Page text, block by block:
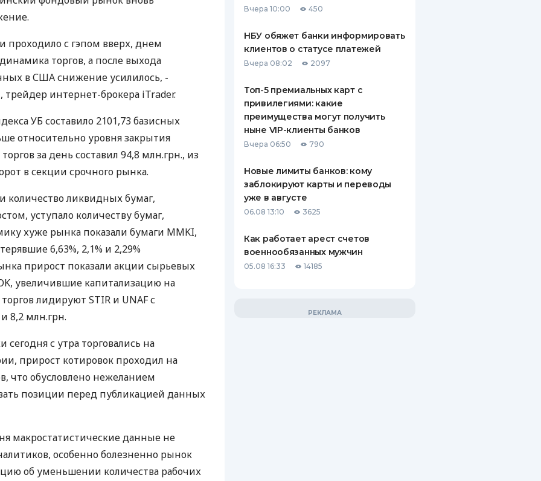
БАНКОВСКИМ КАРТАМ
СТРАХОВАНИЮ
ВСЕ СТРАХОВЫЕ ПОЛИСЫ
ОТЗЫВЫ О СТРАХОВЫХ
КОМПАНИЯХ
проходило с гэпом вверх, днем
торгов, а после выхода
в США снижение усилилось, -
трейдер интернет-брокера iTrader.
УБ составило 2101,73 базисных
относительно уровня закрытия
за день составил 94,8 млн.грн., из
в секции срочного рынка.
количество ликвидных бумаг,
уступало количеству бумаг,
хуже рынка показали бумаги MMKI,
6,63%, 2,1% и 2,29%
прирост показали акции сырьевых
увеличившие капитализацию на
лидируют STIR и UNAF с
8,2 млн.грн.
с утра торговались на
прирост котировок проходил на
что обусловлено нежеланием
позиции перед публикацией данных
макростатистические данные не
особенно болезненно рынок
об уменьшении количества рабочих
Вчера 10:00 450
НБУ обяжет банки информировать
клиентов о статусе платежей
Вчера 08:02 2097
Топ-5 премиальных карт с
привилегиями: какие
преимущества могут получить
ныне VIP-клиенты банков
Вчера 06:50 790
Новые лимиты банков: кому
заблокируют карты и переводы
уже в августе
06.08 13:10 3625
Как работает арест счетов
военнообязанных мужчин
05.08 16:33 14185